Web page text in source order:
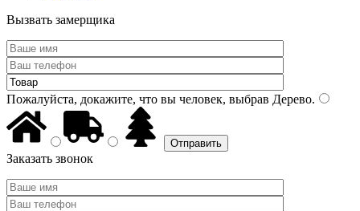
Вызвать замерщика
Пожалуйста, докажите, что вы человек, выбрав Дерево.
Заказать звонок